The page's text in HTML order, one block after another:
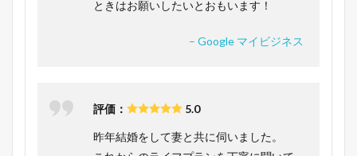
ときはお願いしたいとおもいます！
– Google マイビジネス
評価： 5.0
昨年結婚をして妻と共に伺いました。